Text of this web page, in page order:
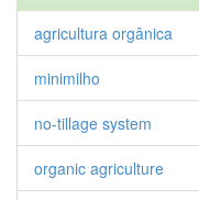
agricultura orgânica
minimilho
no-tillage system
organic agriculture